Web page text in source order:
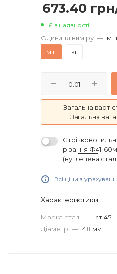
673.40 грн
Є в наявності
Одиниця виміру — м.п
м.п
кг
Загальна
Загальна вага:
різання Ф41-
(вуглецева
Всі ціни з
Характеристики
Марка сталі — ст 45
Діаметр — 48 мм